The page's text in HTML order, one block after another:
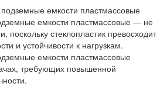
емкости пластмассовые — не
поскольку стеклопластик превосходит
и устойчивости к нагрузкам.
емкости пластмассовые
требующих повышенной